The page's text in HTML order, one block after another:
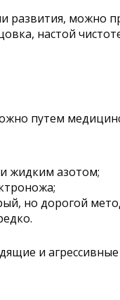
развития, можно
настой
путем
жидким азотом;
но дорогой
и